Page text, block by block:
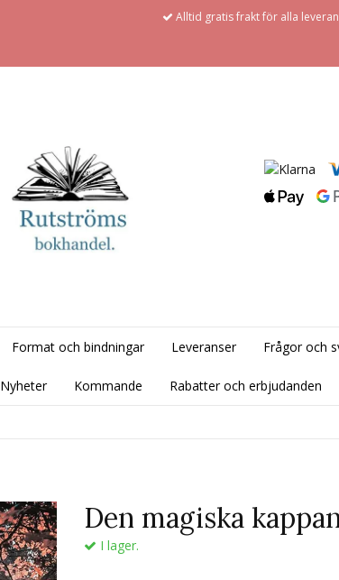
Alltid gratis frakt för alla
Format och bindningar Leveranser Frågor och
Nyheter Kommande Rabatter och erbjudanden
Den magiska
I lager.